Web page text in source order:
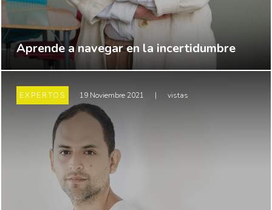
Aprende a navegar en la incertidumbre
EXPERTOS 19 Noviembre 2021 | vistas